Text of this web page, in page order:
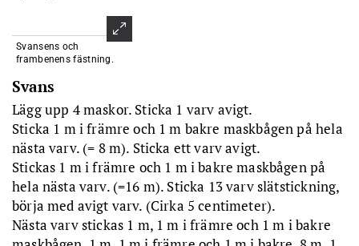
Svansens och
frambenens fästning.
Svans
Lägg upp 4 maskor. Sticka 1 varv avigt.
Sticka 1 m i främre och 1 m bakre maskbågen på hela
nästa varv. (= 8 m). Sticka ett varv avigt.
Stickas 1 m i främre och 1 m i bakre maskbågen på
hela nästa varv. (=16 m). Sticka 13 varv slätstickning,
börja med avigt varv. (Cirka 5 centimeter).
Nästa varv stickas 1 m, 1 m i främre och 1 m i bakre